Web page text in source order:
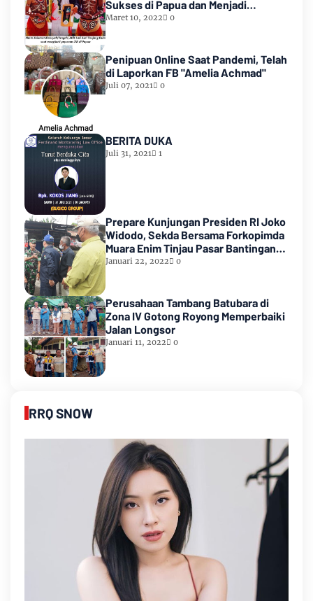
Sukses di Papua dan Menjadi
Miliarder
Maret 10, 2022 0
Penipuan Online Saat Pandemi, Telah
di Laporkan FB "Amelia Achmad"
Juli 07, 2021 0
BERITA DUKA
Juli 31, 2021 1
Prepare Kunjungan Presiden RI Joko
Widodo, Sekda Bersama Forkopimda
Muara Enim Tinjau Pasar Bantingan
Tanjung Enim
Januari 22, 2022 0
Perusahaan Tambang Batubara di
Zona IV Gotong Royong Memperbaiki
Jalan Longsor
Januari 11, 2022 0
RRQ SNOW